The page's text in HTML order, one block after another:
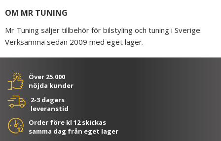
OM MR TUNING
Mr Tuning säljer tillbehör för bilstyling och tuning i Sverige.
Verksamma sedan 2009 med eget lager.
Över 25.000
nöjda kunder
2-3 dagars
leveranstid
Order före kl 12 skickas
samma dag från eget lager